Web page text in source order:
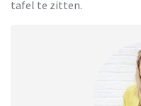
tafel te zitten.